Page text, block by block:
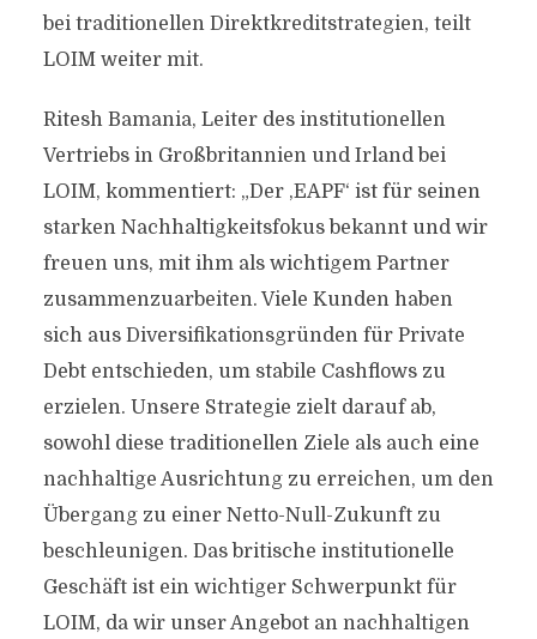
bei traditionellen Direktkreditstrategien, teilt
LOIM weiter mit.
Ritesh Bamania, Leiter des institutionellen
Vertriebs in Großbritannien und Irland bei
LOIM, kommentiert: „Der ,EAPF‘ ist für seinen
starken Nachhaltigkeitsfokus bekannt und wir
freuen uns, mit ihm als wichtigem Partner
zusammenzuarbeiten. Viele Kunden haben
sich aus Diversifikationsgründen für Private
Debt entschieden, um stabile Cashflows zu
erzielen. Unsere Strategie zielt darauf ab,
sowohl diese traditionellen Ziele als auch eine
nachhaltige Ausrichtung zu erreichen, um den
Übergang zu einer Netto-Null-Zukunft zu
beschleunigen. Das britische institutionelle
Geschäft ist ein wichtiger Schwerpunkt für
LOIM, da wir unser Angebot an nachhaltigen